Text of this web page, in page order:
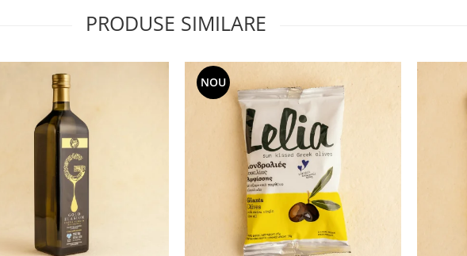
PRODUSE SIMILARE
NOU